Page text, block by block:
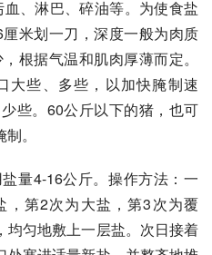
、淋巴、碎油等。为使食盐
米划一刀，深度一般为肉质
根据气温和肌肉厚薄而定。
些、多些，以加快腌制速
些。60公斤以下的猪，也可
。
量4-16公斤。操作方法：一
，第2次为大盐，第3次为覆
均匀地敷上一层盐。次日接着